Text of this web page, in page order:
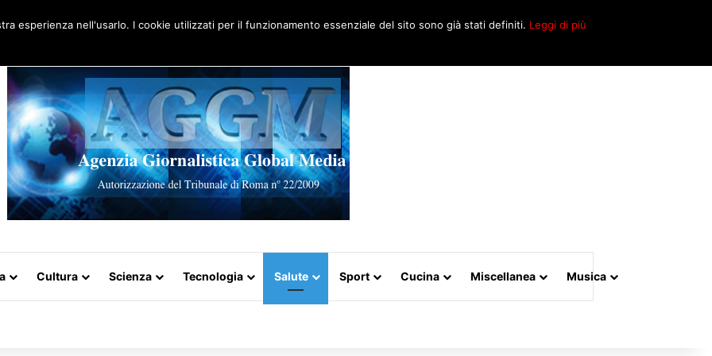
Artigo aleatório
Cultura Scienza Tecnologia Salute Sport Cucina Miscellanea Musica
esperienza nell'usarlo. I cookie utilizzati per il funzionamento essenziale del sito sono già stati definiti. Leggi di più